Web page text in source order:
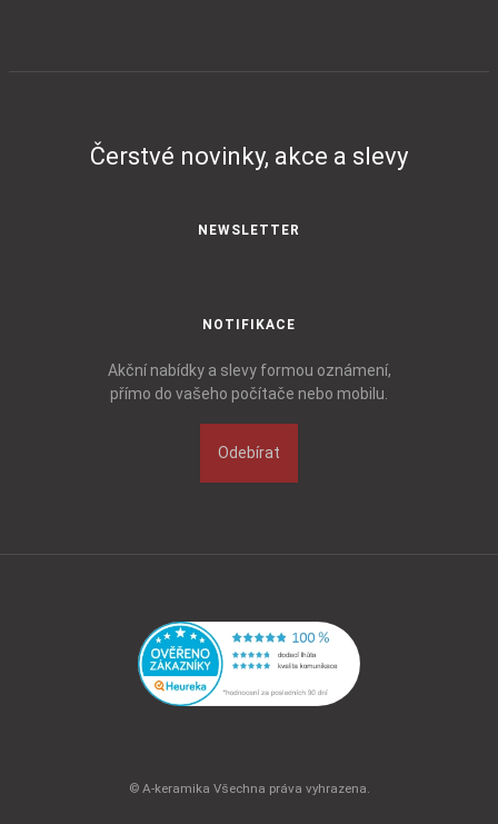
Čerstvé novinky, akce a slevy
NEWSLETTER
NOTIFIKACE
Akční nabídky a slevy formou oznámení,
přímo do vašeho počítače nebo mobilu.
Odebírat
© A-keramika Všechna práva vyhrazena.